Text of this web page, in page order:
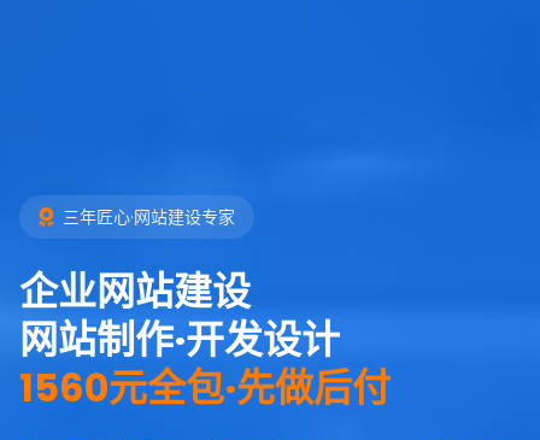
三年匠心·网站建设专家
企业网站建设
网站制作·开发设计
1560元全包·先做后付